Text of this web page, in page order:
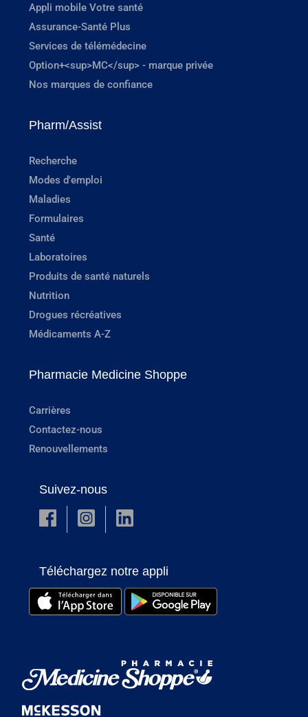
Appli mobile Votre santé
Assurance-Santé Plus
Services de télémédecine
Option+<sup>MC</sup> - marque privée
Nos marques de confiance
Pharm/Assist
Recherche
Modes d'emploi
Maladies
Formulaires
Santé
Laboratoires
Produits de santé naturels
Nutrition
Drogues récréatives
Médicaments A-Z
Pharmacie Medicine Shoppe
Carrières
Contactez-nous
Renouvellements
Suivez-nous
Téléchargez notre appli